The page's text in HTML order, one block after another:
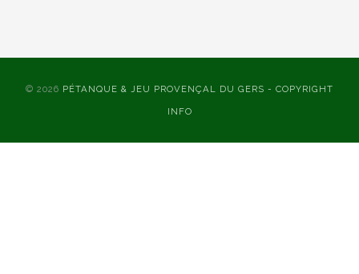
© 2026 PÉTANQUE & JEU PROVENÇAL DU GERS - COPYRIGHT
INFO